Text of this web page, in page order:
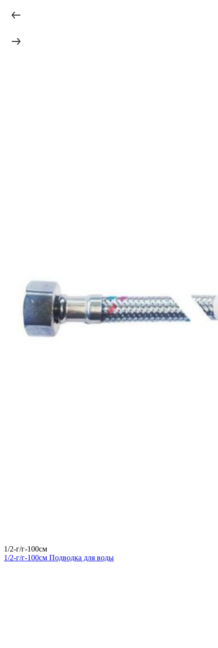
1/2-г/г-100см
1/2-г/г-100см Подводка для воды